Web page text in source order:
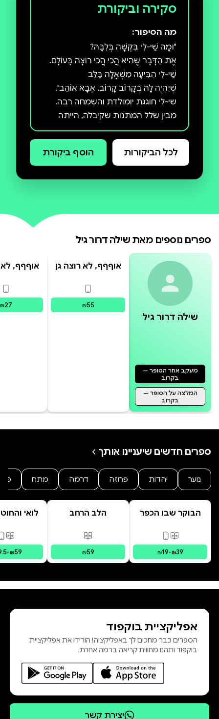
סקירה וביקורת
מה הסיפור:
מבין שלל המתנות שקיבלה, הייתה
הספר "המתנה של לירז" פותח בפנינו
פתח לשיח עם הילדים על מצבים
האנגלית באתר "אמזון", תחת השם:
לכל הביקורות הוסף ביקורת
ספרים נוספים מאת שילה דרור גיל
שילה דרור גיל
מעקב אחר הסופר —
בקרוב
המלצה על הסופר —
בקרוב
אוףףף, לא רוצה גן
פורמטים זמינים
₪55
אוףףף, לא
₪27
ספרים חדשים שיעניינו אותך
נוער יהדות פרוזה דרמה מתח
הבוקר שבו הכפר
פורמטים זמינים
מודפס, דיגיטלי
₪19-₪39
הלב הרחב
פורמטים זמינים מודפס
₪59
לואי
-₪59
אפליקציית בוקפוד
הספרים כבר מחכים לך באפליקציה! הורידו את אפליקציית
בוקפוד ותהנו מחווית קריאה ברמה אחרת.
יצירת קשר